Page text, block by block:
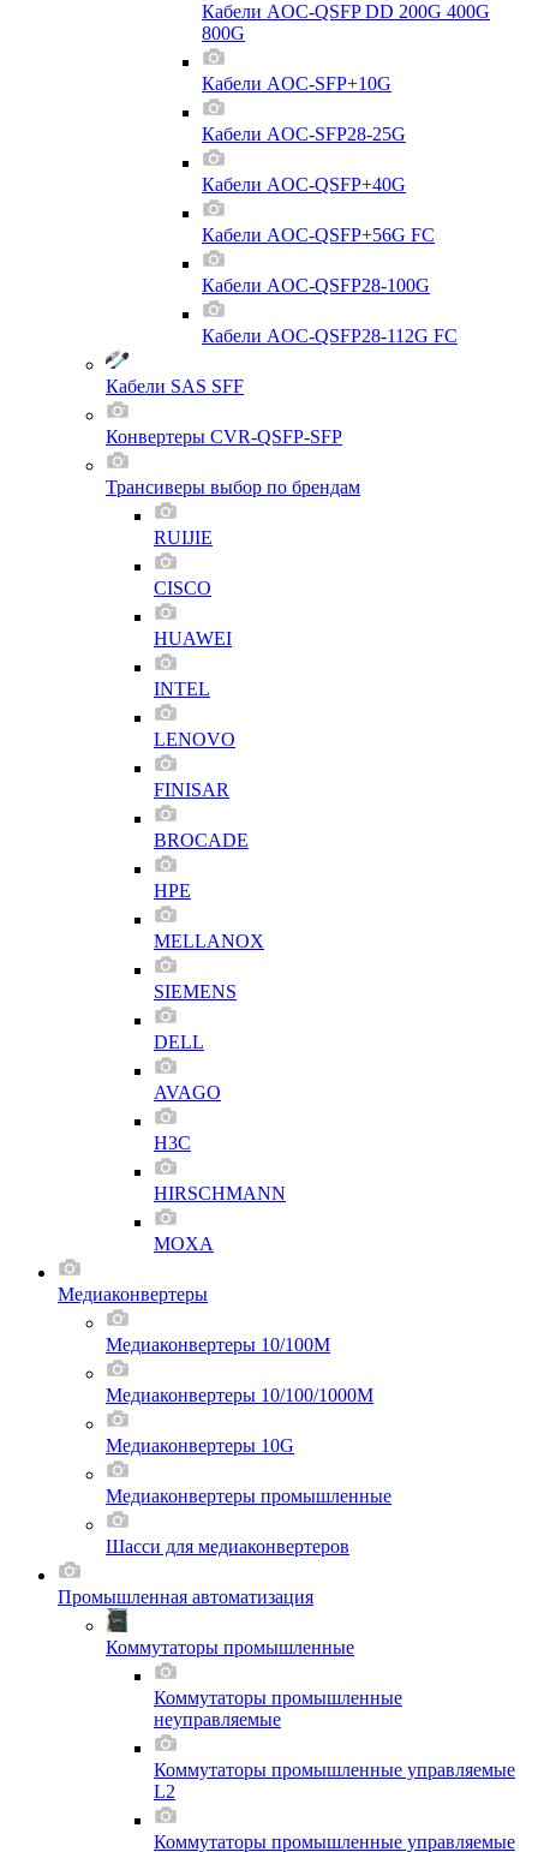
Кабели AOC-QSFP DD 200G 400G
800G
Кабели AOC-SFP+10G
Кабели AOC-SFP28-25G
Кабели AOC-QSFP+40G
Кабели AOC-QSFP+56G FC
Кабели AOC-QSFP28-100G
Кабели AOC-QSFP28-112G FC
Кабели SAS SFF
Конвертеры CVR-QSFP-SFP
Трансиверы выбор по брендам
RUIJIE
CISCO
HUAWEI
INTEL
LENOVO
FINISAR
BROCADE
HPE
MELLANOX
SIEMENS
DELL
AVAGO
H3C
HIRSCHMANN
MOXA
Медиаконвертеры
Медиаконвертеры 10/100M
Медиаконвертеры 10/100/1000M
Медиаконвертеры 10G
Медиаконвертеры промышленные
Шасси для мeдиаконвертеров
Промышленная автоматизация
Коммутаторы промышленные
Коммутаторы промышленные
неуправляемые
Коммутаторы промышленные управляемые
L2
Коммутаторы промышленные управляемые